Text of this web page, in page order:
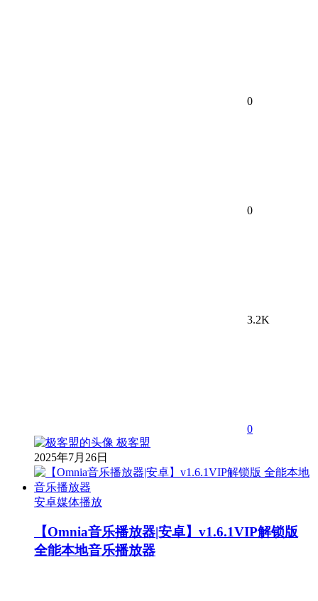
0
0
3.2K
0
极客盟
2025年7月26日
安卓媒体播放
【Omnia音乐播放器|安卓】v1.6.1VIP解锁版
全能本地音乐播放器